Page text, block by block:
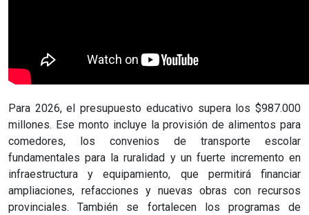
Para 2026, el presupuesto educativo supera los $987.000
millones. Ese monto incluye la provisión de alimentos para
comedores, los convenios de transporte escolar
fundamentales para la ruralidad y un fuerte incremento en
infraestructura y equipamiento, que permitirá financiar
ampliaciones, refacciones y nuevas obras con recursos
provinciales. También se fortalecen los programas de